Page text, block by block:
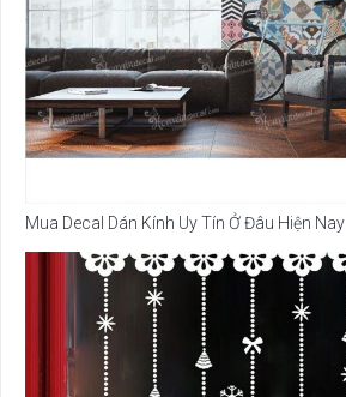
Mua Decal Dán Kính Uy Tín Ở Đâu Hiện Nay